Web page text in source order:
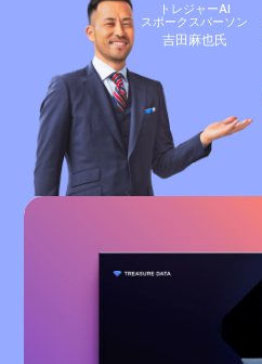
トレジャーAI
スポークスパーソン
吉田麻也氏